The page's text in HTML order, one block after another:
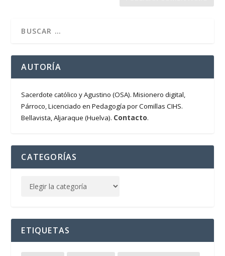
AUTORÍA
Sacerdote católico y Agustino (OSA). Misionero digital,
Párroco, Licenciado en Pedagogía por Comillas CIHS.
Bellavista, Aljaraque (Huelva). Contacto.
CATEGORÍAS
ETIQUETAS